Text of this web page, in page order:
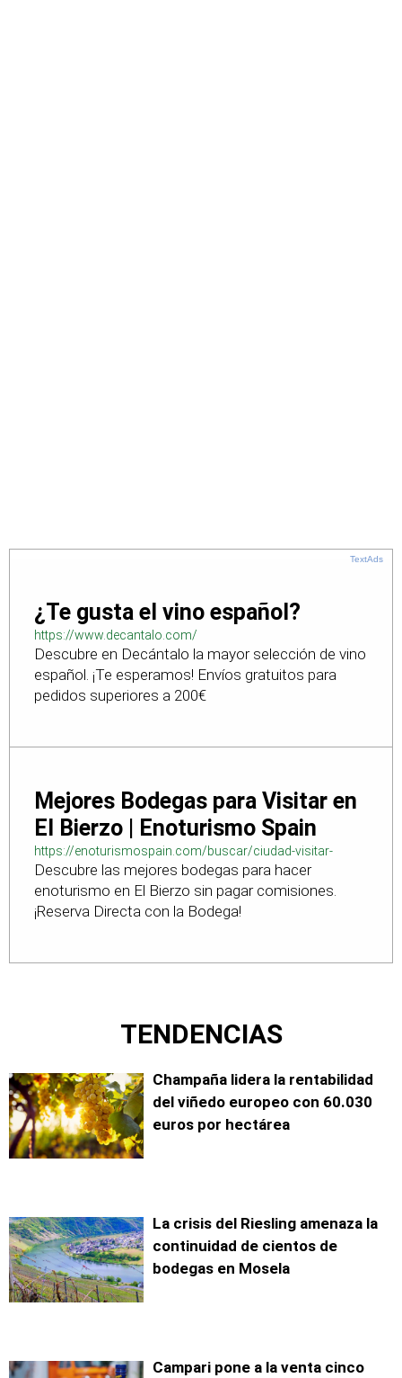
TextAds
¿Te gusta el vino español?
https://www.decantalo.com/
Descubre en Decántalo la mayor selección de vino
español. ¡Te esperamos! Envíos gratuitos para
pedidos superiores a 200€
Mejores Bodegas para Visitar en
El Bierzo | Enoturismo Spain
https://enoturismospain.com/buscar/ciudad-visitar-
bodegas-en-leon
Descubre las mejores bodegas para hacer
enoturismo en El Bierzo sin pagar comisiones.
¡Reserva Directa con la Bodega!
TENDENCIAS
Champaña lidera la rentabilidad
del viñedo europeo con 60.030
euros por hectárea
La crisis del Riesling amenaza la
continuidad de cientos de
bodegas en Mosela
Campari pone a la venta cinco